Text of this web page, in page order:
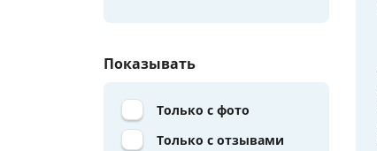
Показывать
Только с фото
Только с отзывами